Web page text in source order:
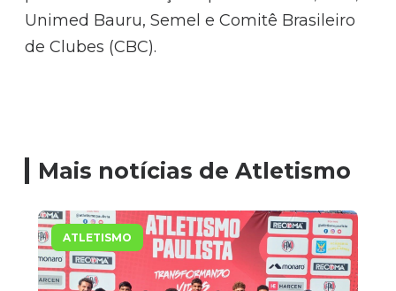
Unimed Bauru, Semel e Comitê Brasileiro
de Clubes (CBC).
Mais notícias de Atletismo
ATLETISMO